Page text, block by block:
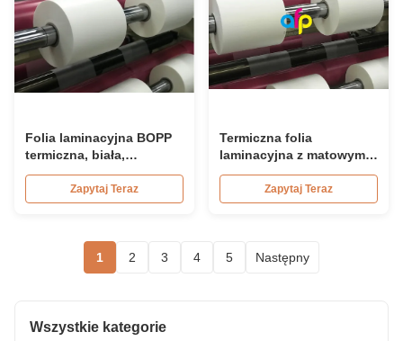
Folia laminacyjna BOPP
termiczna, biała,
najwyższej jakości, o
silnej sile klejenia
Zapytaj Teraz
Termiczna folia
laminacyjna z matowym
wykończeniem do hot
stampingu / lakieru
punktowego
Zapytaj Teraz
1 2 3 4 5 Następny
Wszystkie kategorie